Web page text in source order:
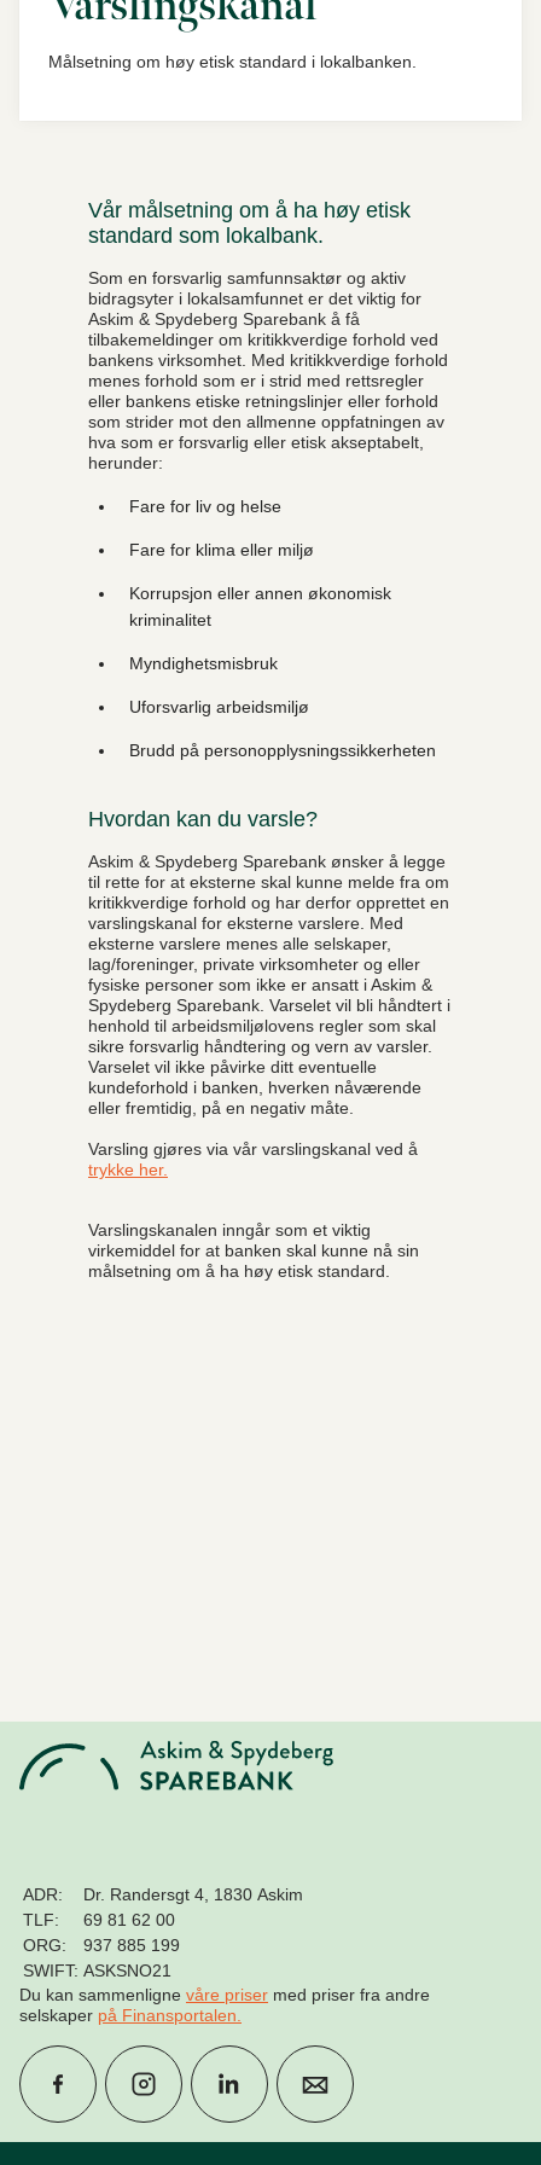
Målsetning om høy etisk standard i lokalbanken.
Vår målsetning om å ha høy etisk
standard som lokalbank.
Som en forsvarlig samfunnsaktør og aktiv
bidragsyter i lokalsamfunnet er det viktig for
Askim & Spydeberg Sparebank å få
tilbakemeldinger om kritikkverdige forhold ved
bankens virksomhet. Med kritikkverdige forhold
menes forhold som er i strid med rettsregler
eller bankens etiske retningslinjer eller forhold
som strider mot den allmenne oppfatningen av
hva som er forsvarlig eller etisk akseptabelt,
herunder:
Fare for liv og helse
Fare for klima eller miljø
Korrupsjon eller annen økonomisk
kriminalitet
Myndighetsmisbruk
Uforsvarlig arbeidsmiljø
Brudd på personopplysningssikkerheten
Hvordan kan du varsle?
Askim & Spydeberg Sparebank ønsker å legge
til rette for at eksterne skal kunne melde fra om
kritikkverdige forhold og har derfor opprettet en
varslingskanal for eksterne varslere. Med
eksterne varslere menes alle selskaper,
lag/foreninger, private virksomheter og eller
fysiske personer som ikke er ansatt i Askim &
Spydeberg Sparebank. Varselet vil bli håndtert i
henhold til arbeidsmiljølovens regler som skal
sikre forsvarlig håndtering og vern av varsler.
Varselet vil ikke påvirke ditt eventuelle
kundeforhold i banken, hverken nåværende
eller fremtidig, på en negativ måte.
Varsling gjøres via vår varslingskanal ved å
trykke her.
Varslingskanalen inngår som et viktig
virkemiddel for at banken skal kunne nå sin
målsetning om å ha høy etisk standard.
ADR:
Dr. Randersgt 4, 1830 Askim
TLF:
69 81 62 00
ORG:
937 885 199
SWIFT: ASKSNO21
Du kan sammenligne våre priser med priser fra andre
selskaper på Finansportalen